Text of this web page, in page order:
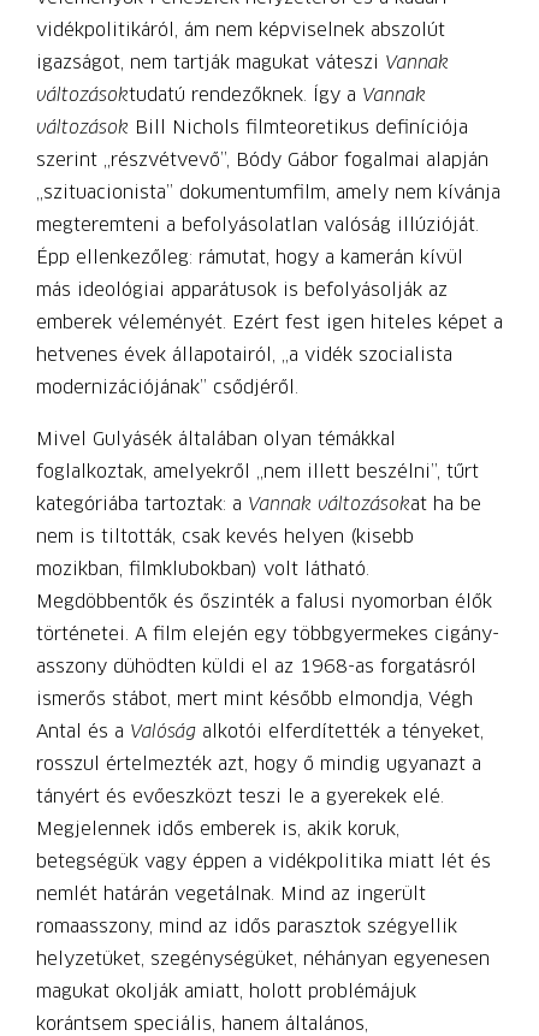
vidékpolitikáról, ám nem képviselnek abszolút
igazságot, nem tartják magukat váteszi Vannak
változásoktudatú rendezőknek. Így a Vannak
változások Bill Nichols filmteoretikus definíciója
szerint „részvétvevő”, Bódy Gábor fogalmai alapján
„szituacionista” dokumentumfilm, amely nem kívánja
megteremteni a befolyásolatlan valóság illúzióját.
Épp ellenkezőleg: rámutat, hogy a kamerán kívül
más ideológiai apparátusok is befolyásolják az
emberek véleményét. Ezért fest igen hiteles képet a
hetvenes évek állapotairól, „a vidék szocia­lista
modernizációjának” csődjéről.
Mivel Gulyásék általában olyan témákkal
foglalkoztak, amelyekről „nem illett beszélni”, tűrt
kategóriába tartoztak: a Vannak változásokat ha be
nem is tiltották, csak kevés helyen (kisebb
mozikban, filmklubokban) volt látható.
Megdöbbentők és őszinték a falusi nyomorban élők
történetei. A film elején egy többgyermekes cigány­
asszony dühödten küldi el az 1968-as forgatásról
ismerős stábot, mert mint később elmondja, Végh
Antal és a Valóság alkotói elferdítették a tényeket,
rosszul értelmezték azt, hogy ő mindig ugyanazt a
tányért és evőeszközt teszi le a gyerekek elé.
Megjelennek idős emberek is, akik koruk,
betegségük vagy éppen a vidékpolitika miatt lét és
nemlét határán vegetálnak. Mind az ingerült
romaasszony, mind az idős parasztok szégyellik
helyzetüket, szegénységüket, néhányan egyenesen
magukat okolják amiatt, holott problémájuk
korántsem speciális, hanem általános,